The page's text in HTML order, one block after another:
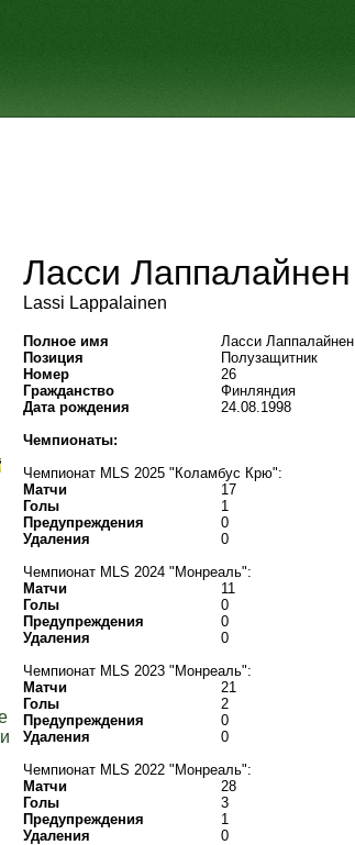
Ласси Лаппалайнен
Lassi Lappalainen
Полное имя
Ласси Лаппалайнен
Позиция
Полузащитник
Номер
26
Гражданство
Финляндия
Дата рождения
24.08.1998
Чемпионаты:
Чемпионат MLS 2025 "Коламбус Крю":
Матчи
17
Голы
1
Предупреждения
0
Удаления
0
Чемпионат MLS 2024 "Монреаль":
Матчи
11
Голы
0
Предупреждения
0
Удаления
0
Чемпионат MLS 2023 "Монреаль":
Матчи
21
Голы
2
Предупреждения
0
Удаления
0
Чемпионат MLS 2022 "Монреаль":
Матчи
28
Голы
3
Предупреждения
1
Удаления
0